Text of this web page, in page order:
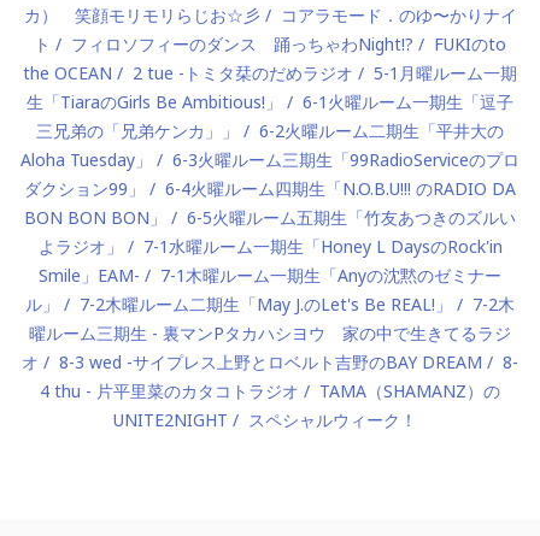
カ） 笑顔モリモリらじお☆彡
コアラモード．のゆ〜かりナイ
ト
フィロソフィーのダンス 踊っちゃわNight!?
FUKIのto
the OCEAN
2 tue -トミタ栞のだめラジオ
5-1月曜ルーム一期
生「TiaraのGirls Be Ambitious!」
6-1火曜ルーム一期生「逗子
三兄弟の「兄弟ケンカ」」
6-2火曜ルーム二期生「平井大の
Aloha Tuesday」
6-3火曜ルーム三期生「99RadioServiceのプロ
ダクション99」
6-4火曜ルーム四期生「N.O.B.U!!! のRADIO DA
BON BON BON」
6-5火曜ルーム五期生「竹友あつきのズルい
よラジオ」
7-1水曜ルーム一期生「Honey L DaysのRock'in
Smile」EAM-
7-1木曜ルーム一期生「Anyの沈黙のゼミナー
ル」
7-2木曜ルーム二期生「May J.のLet's Be REAL!」
7-2木
曜ルーム三期生 - 裏マンPタカハシヨウ 家の中で生きてるラジ
オ
8-3 wed -サイプレス上野とロベルト吉野のBAY DREAM
8-
4 thu - 片平里菜のカタコトラジオ
TAMA（SHAMANZ）の
UNITE2NIGHT
スペシャルウィーク！